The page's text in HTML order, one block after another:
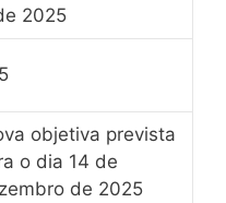
2025
objetiva prevista
o dia 14 de
de 2025